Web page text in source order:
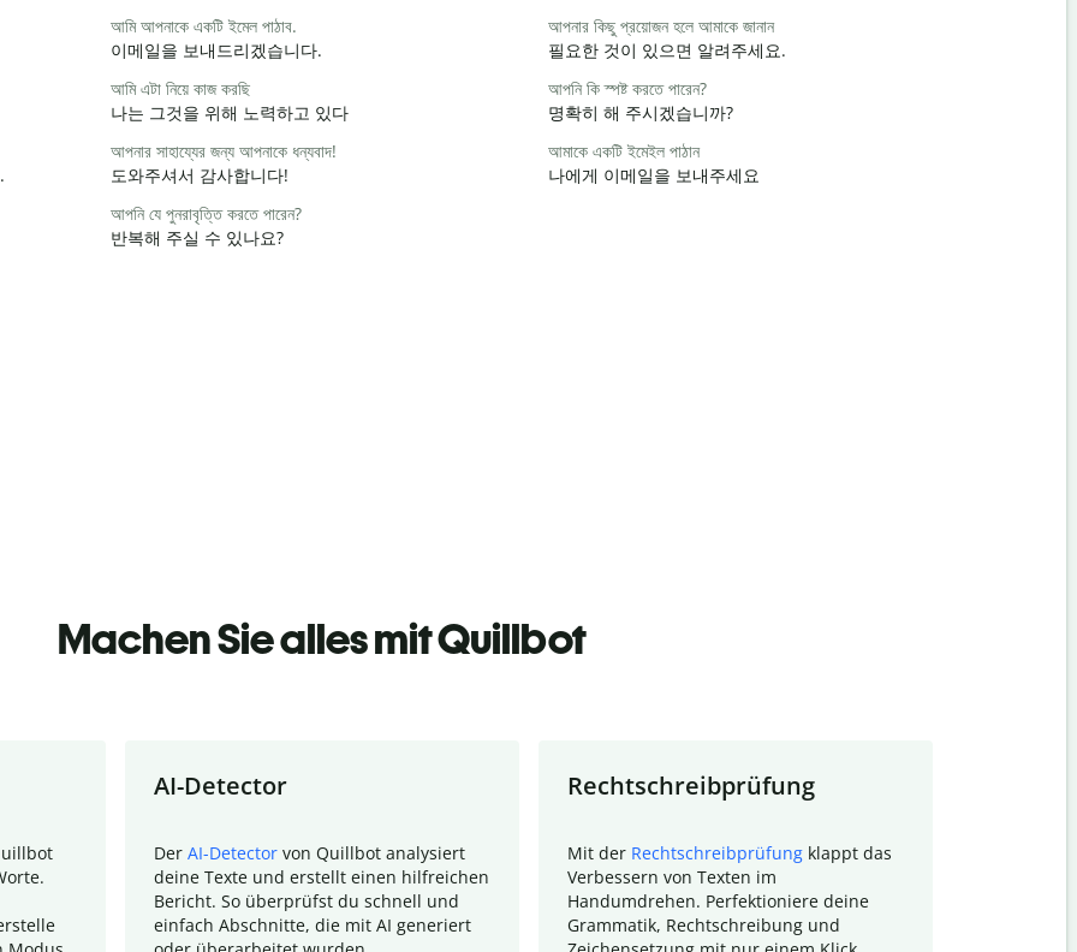
আমি আপনাকে একটি ইমেল পাঠাব.
이메일을 보내드리겠습니다.
আপনার কিছু প্রয়োজন হলে আমাকে জানান
필요한 것이 있으면 알려주세요.
আমি এটা নিয়ে কাজ করছি
나는 그것을 위해 노력하고 있다
আপনি কি স্পষ্ট করতে পারেন?
명확히 해 주시겠습니까?
আপনার সাহায্যের জন্য আপনাকে ধন্যবাদ!
도와주셔서 감사합니다!
আমাকে একটি ইমেইল পাঠান
나에게 이메일을 보내주세요
আপনি যে পুনরাবৃত্তি করতে পারেন?
반복해 주실 수 있나요?
Machen Sie alles mit Quillbot
AI-Detector
Der AI-Detector von Quillbot analysiert
deine Texte und erstellt einen hilfreichen
Bericht. So überprüfst du schnell und
einfach Abschnitte, die mit AI generiert
Rechtschreibprüfung
Mit der Rechtschreibprüfung klappt das
Verbessern von Texten im
Handumdrehen. Perfektioniere deine
Grammatik, Rechtschreibung und